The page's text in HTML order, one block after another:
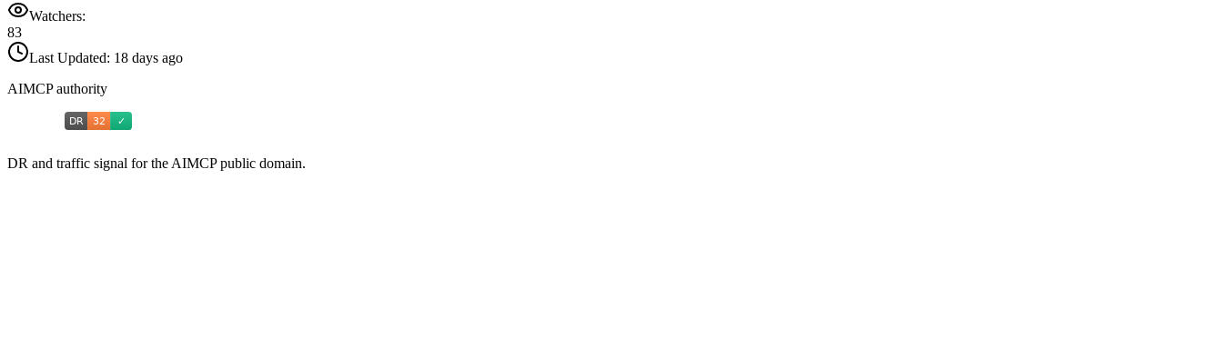
Watchers:
83
Last Updated: 18 days ago
AIMCP authority
DR and traffic signal for the AIMCP public domain.